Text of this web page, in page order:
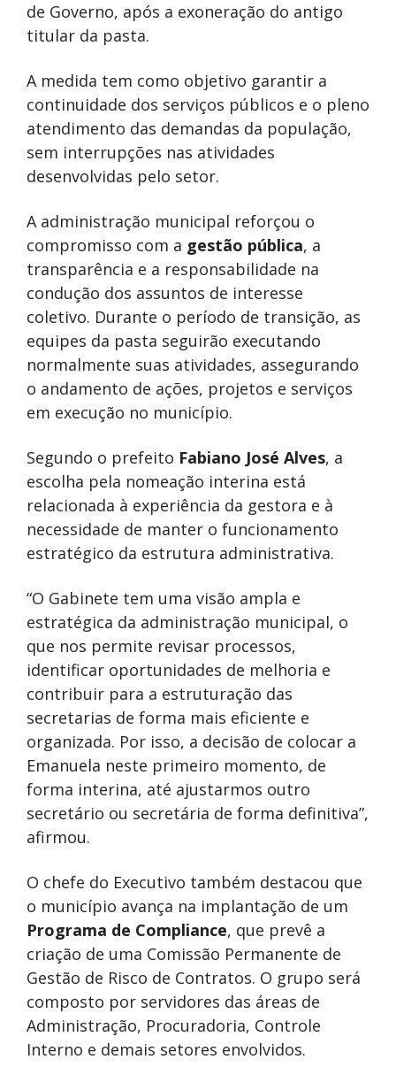
de Governo, após a exoneração do antigo
titular da pasta.
A medida tem como objetivo garantir a
continuidade dos serviços públicos e o pleno
atendimento das demandas da população,
sem interrupções nas atividades
desenvolvidas pelo setor.
A administração municipal reforçou o
compromisso com a gestão pública, a
transparência e a responsabilidade na
condução dos assuntos de interesse
coletivo. Durante o período de transição, as
equipes da pasta seguirão executando
normalmente suas atividades, assegurando
o andamento de ações, projetos e serviços
em execução no município.
Segundo o prefeito Fabiano José Alves, a
escolha pela nomeação interina está
relacionada à experiência da gestora e à
necessidade de manter o funcionamento
estratégico da estrutura administrativa.
“O Gabinete tem uma visão ampla e
estratégica da administração municipal, o
que nos permite revisar processos,
identificar oportunidades de melhoria e
contribuir para a estruturação das
secretarias de forma mais eficiente e
organizada. Por isso, a decisão de colocar a
Emanuela neste primeiro momento, de
forma interina, até ajustarmos outro
secretário ou secretária de forma definitiva”,
afirmou.
O chefe do Executivo também destacou que
o município avança na implantação de um
Programa de Compliance, que prevê a
criação de uma Comissão Permanente de
Gestão de Risco de Contratos. O grupo será
composto por servidores das áreas de
Administração, Procuradoria, Controle
Interno e demais setores envolvidos.